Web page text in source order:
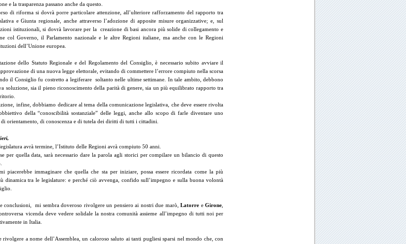
e la trasparenza passano anche da questo.
di riforma si dovrà porre particolare attenzione, all’ulteriore rafforzamento del rapporto tra
e Giunta regionale, anche attraverso l’adozione di apposite misure organizzative; e, sul
istituzionali, si dovrà lavorare per la creazione di basi ancora più solide di collegamento e
col Governo, il Parlamento nazionale e le altre Regioni italiane, ma anche con le Regioni
dell’Unione europea.
dello Statuto Regionale e del Regolamento del Consiglio, è necessario subito avviare il
di una nuova legge elettorale, evitando di commettere l’errore compiuto nella scorsa
il Consiglio fu costretto a legiferare soltanto nelle ultime settimane. In tale ambito, debbono
soluzione, sia il pieno riconoscimento della parità di genere, sia un più equilibrato rapporto tra
infine, dobbiamo dedicare al tema della comunicazione legislativa, che deve essere rivolta
della “conoscibilità sostanziale” delle leggi, anche allo scopo di farle diventare uno
di orientamento, di conoscenza e di tutela dei diritti di tutti i cittadini.
avrà termine, l’Istituto delle Regioni avrà compiuto 50 anni.
per quella data, sarà necessario dare la parola agli storici per compilare un bilancio di questo
piacerebbe immaginare che quella che sta per iniziare, possa essere ricordata come la più
dinamica tra le legislature: e perché ciò avvenga, confido sull’impegno e sulla buona volontà
conclusioni, mi sembra doveroso rivolgere un pensiero ai nostri due marò, Latorre e Girone
vicenda deve vedere solidale la nostra comunità assieme all’impegno di tutti noi per
in Italia.
rivolgere a nome dell’Assemblea, un caloroso saluto ai tanti pugliesi sparsi nel mondo che, con